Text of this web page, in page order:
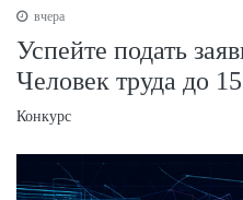
вчера
Успейте подать
Человек труда до 15
Конкурс